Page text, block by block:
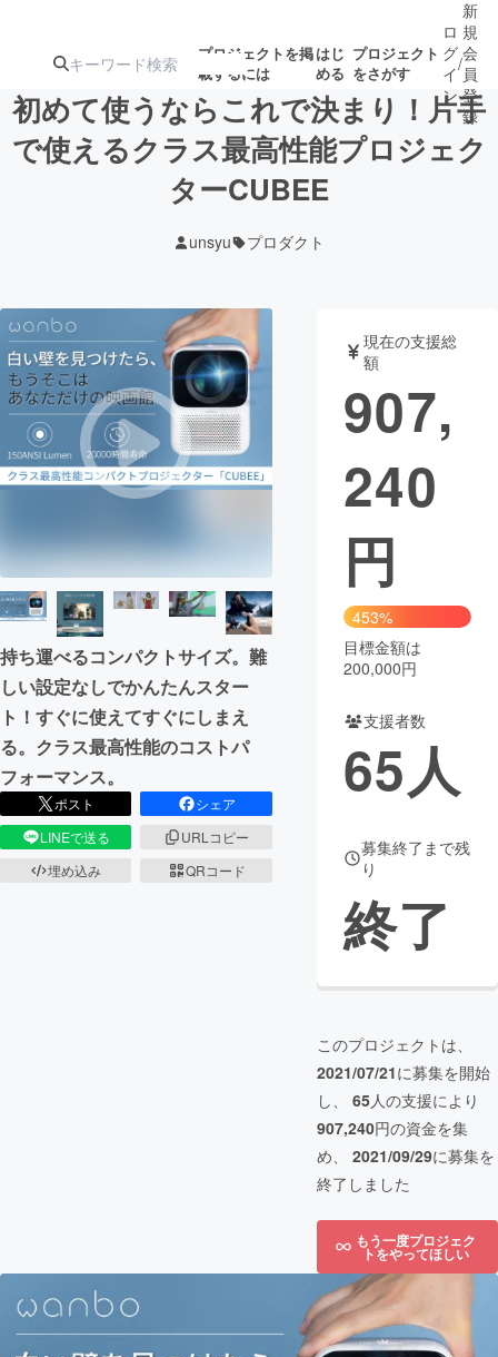
プロジェクトを掲
載するには
はじ
める
プロジェクト
をさがす
注目の新着プロ 募集終了が近いプ
テクノロジー・ガジェット
映像・映画 書籍・雑誌
ビジネス・起業 チャレンジ
まちづくり・地域活性化
CAMPFIRE for Social Good CAMPFIRE Creation
CAMPFIREふるさと納税machi-ya コミュニティ
ロ
グ
イ
ン
/
新
規
会
員
登
録
初めて使うならこれで決まり！片手
で使えるクラス最高性能プロジェク
ターCUBEE
unsyu プロダクト
持ち運べるコンパクトサイズ。難
しい設定なしでかんたんスター
ト！すぐに使えてすぐにしまえ
る。クラス最高性能のコストパ
フォーマンス。
ポスト
シェア
LINEで送る
URLコピー
埋め込み
QRコード
現在の支援総
額
907,
240
円
453%
目標金額は
200,000円
支援者数
65人
募集終了まで残
り
終了
このプロジェクトは、
2021/07/21に募集を開始
し、 65人の支援により
907,240円の資金を集
め、 2021/09/29に募集を
終了しました
もう一度プロジェク
トをやってほしい